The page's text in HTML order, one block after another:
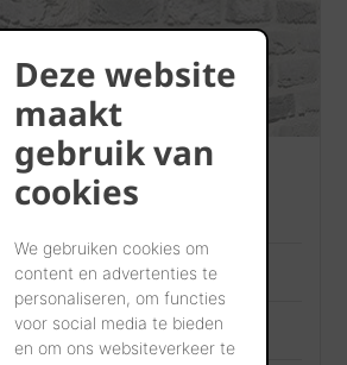
Deze website
maakt
gebruik van
cookies
We gebruiken cookies om
content en advertenties te
personaliseren, om functies
voor social media te bieden
en om ons websiteverkeer te
quantité